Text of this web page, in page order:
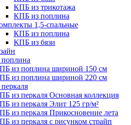
КПБ из трикотажа
КПБ из поплина
1,5-спальные
КПБ из поплина
КПБ из бязи
из поплина шириной 150 см
из поплина шириной 220 см
из перкаля Основная коллекция
из перкаля Элит 125 гр/м²
из перкаля Прикосновение лета
из перкаля с рисунком страйп